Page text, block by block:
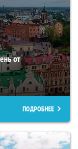
от
ПОДРОБНЕЕ